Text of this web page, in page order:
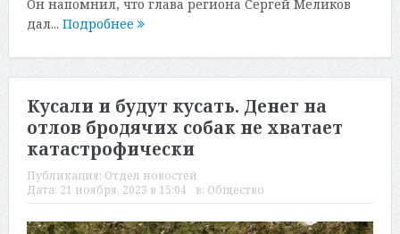
Он напомнил, что глава региона Сергей Меликов
дал... Подробнее
Кусали и будут кусать. Денег на
отлов бродячих собак не хватает
катастрофически
Публикация: Отдел новостей
Дата: 21 ноября, 2023 в 15:04 в: Общество